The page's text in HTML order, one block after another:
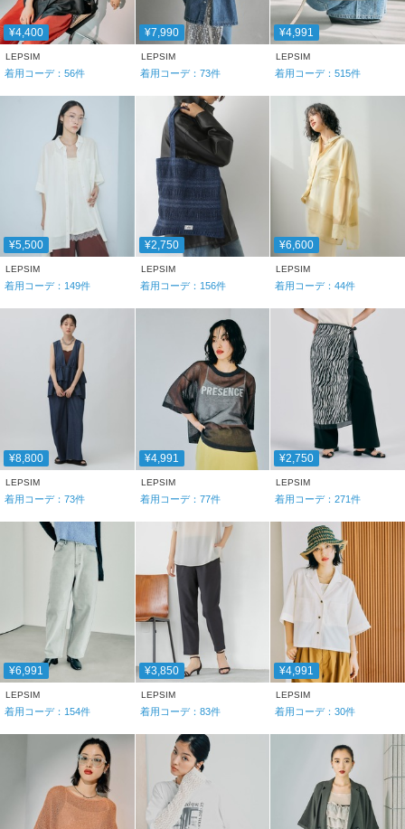
¥4,400
LEPSIM
着用コーデ： 56件
¥7,990
LEPSIM
着用コーデ： 73件
¥4,991
LEPSIM
着用コーデ：515件
¥5,500
LEPSIM
着用コーデ： 149件
¥2,750
LEPSIM
着用コーデ： 156件
¥6,600
LEPSIM
着用コーデ：44件
¥8,800
LEPSIM
着用コーデ： 73件
¥4,991
LEPSIM
着用コーデ： 77件
¥2,750
LEPSIM
着用コーデ：271件
¥6,991
LEPSIM
着用コーデ： 154件
¥3,850
LEPSIM
着用コーデ： 83件
¥4,991
LEPSIM
着用コーデ：30件